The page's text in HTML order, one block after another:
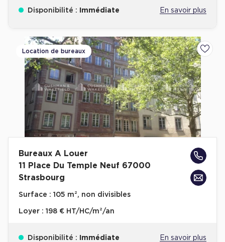
Disponibilité : Immédiate En savoir plus
Location de bureaux
Bureaux A Louer
11 Place Du Temple Neuf 67000
Strasbourg
Surface : 105 m², non divisibles
Loyer : 198 € HT/HC/m²/an
Disponibilité : Immédiate En savoir plus